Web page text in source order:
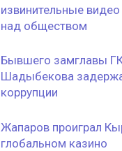
извинительные
над обществом
Бывшего замглавы
Шадыбекова
коррупции
Жапаров проиграл
глобальном казино